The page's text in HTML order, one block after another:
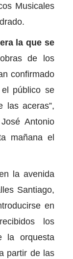
Musicales
la que se
de los
confirmado
público se
las aceras”,
Antonio
mañana el
la avenida
Santiago,
en
los
la orquesta
partir de las